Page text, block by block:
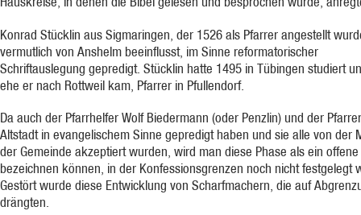
Konrad Stücklin aus Sigmaringen, der 1526 als Pfarrer angestellt
vermutlich von Anshelm beeinflusst, im Sinne reformatorischer
Schriftauslegung gepredigt. Stücklin hatte 1495 in Tübingen studiert
ehe er nach Rottweil kam, Pfarrer in Pfullendorf.
Da auch der Pfarrhelfer Wolf Biedermann (oder Penzlin) und der
Altstadt in evangelischem Sinne gepredigt haben und sie alle von der
der Gemeinde akzeptiert wurden, wird man diese Phase als ein offene
bezeichnen können, in der Konfessionsgrenzen noch nicht festgelegt
Gestört wurde diese Entwicklung von Scharfmachern, die auf
drängten.